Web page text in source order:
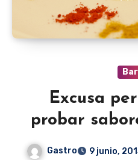
Excusa
probar
Gastro 9 junio,